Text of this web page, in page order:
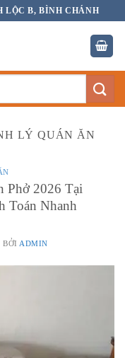
LỘC B, BÌNH CHÁNH
LÝ QUÁN ĂN
Phở 2026 Tại
Toán Nhanh
BỞI ADMIN